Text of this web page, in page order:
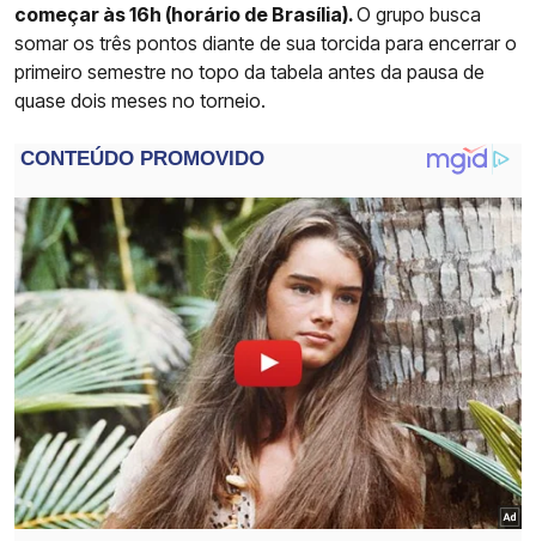
começar às 16h (horário de Brasília).O grupo busca
somar os três pontos diante de sua torcida para encerrar o
primeiro semestre no topo da tabela antes da pausa de
quase dois meses no torneio.